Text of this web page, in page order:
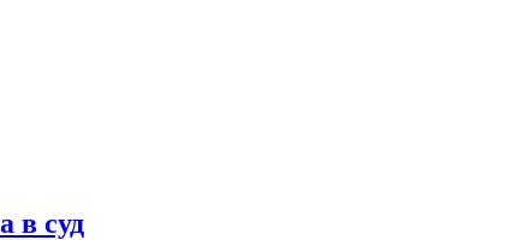
в суд